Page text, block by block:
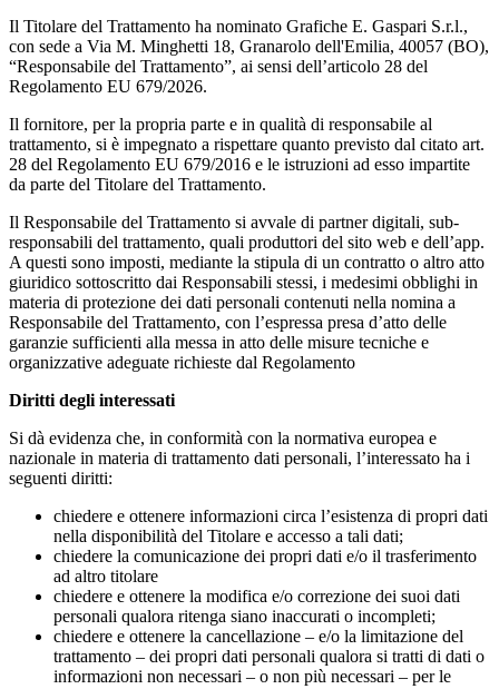
Il Titolare del Trattamento ha nominato Grafiche E. Gaspari S.r.l.,
con sede a Via M. Minghetti 18, Granarolo dell'Emilia, 40057 (BO),
“Responsabile del Trattamento”, ai sensi dell’articolo 28 del
Regolamento EU 679/2026.
Il fornitore, per la propria parte e in qualità di responsabile al
trattamento, si è impegnato a rispettare quanto previsto dal citato art.
28 del Regolamento EU 679/2016 e le istruzioni ad esso impartite
da parte del Titolare del Trattamento.
Il Responsabile del Trattamento si avvale di partner digitali, sub-
responsabili del trattamento, quali produttori del sito web e dell’app.
A questi sono imposti, mediante la stipula di un contratto o altro atto
giuridico sottoscritto dai Responsabili stessi, i medesimi obblighi in
materia di protezione dei dati personali contenuti nella nomina a
Responsabile del Trattamento, con l’espressa presa d’atto delle
garanzie sufficienti alla messa in atto delle misure tecniche e
organizzative adeguate richieste dal Regolamento
Diritti degli interessati
Si dà evidenza che, in conformità con la normativa europea e
nazionale in materia di trattamento dati personali, l’interessato ha i
seguenti diritti:
chiedere e ottenere informazioni circa l’esistenza di propri dati
nella disponibilità del Titolare e accesso a tali dati;
chiedere la comunicazione dei propri dati e/o il trasferimento
ad altro titolare
chiedere e ottenere la modifica e/o correzione dei suoi dati
personali qualora ritenga siano inaccurati o incompleti;
chiedere e ottenere la cancellazione – e/o la limitazione del
trattamento – dei propri dati personali qualora si tratti di dati o
informazioni non necessari – o non più necessari – per le